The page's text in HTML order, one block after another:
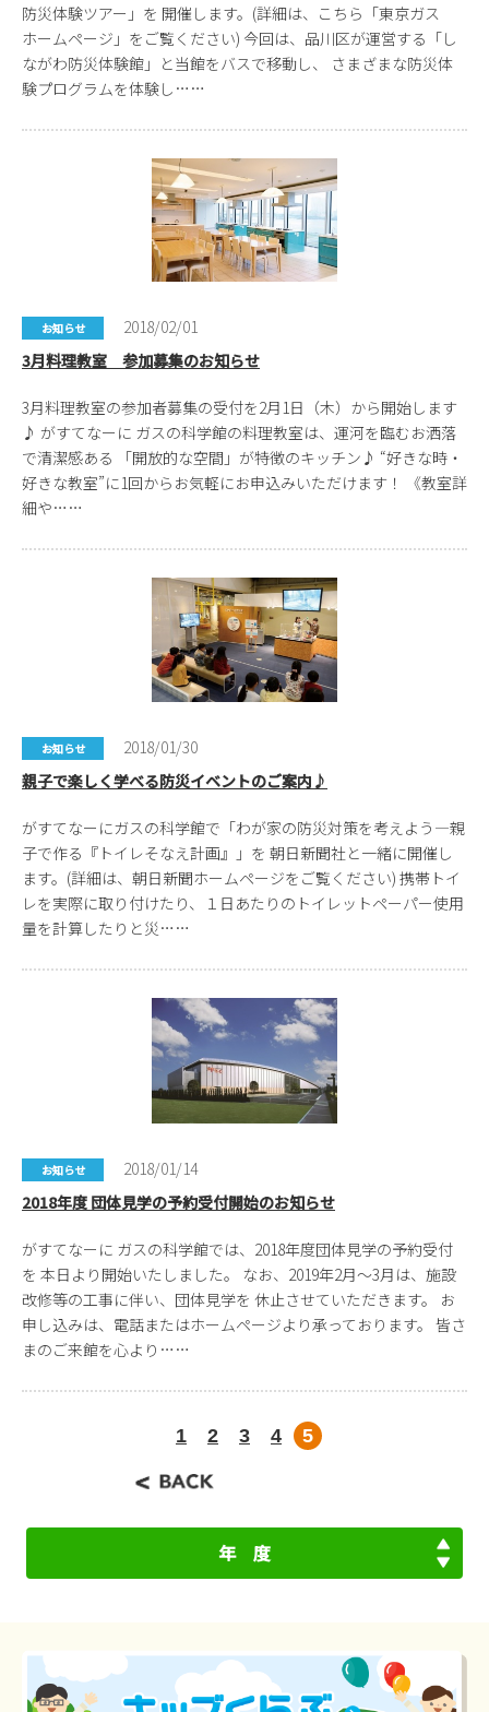
防災体験ツアー」を 開催します。(詳細は、こちら「東京ガス
ホームページ」をご覧ください) 今回は、品川区が運営する「し
ながわ防災体験館」と当館をバスで移動し、 さまざまな防災体
験プログラムを体験し……
お知らせ
2018/02/01
3月料理教室 参加募集のお知らせ
3月料理教室の参加者募集の受付を2月1日（木）から開始します
♪ がすてなーに ガスの科学館の料理教室は、運河を臨むお洒落
で清潔感ある 「開放的な空間」が特徴のキッチン♪ “好きな時・
好きな教室”に1回からお気軽にお申込みいただけます！ 《教室詳
細や……
お知らせ
2018/01/30
親子で楽しく学べる防災イベントのご案内♪
がすてなーにガスの科学館で「わが家の防災対策を考えよう―親
子で作る『トイレそなえ計画』」を 朝日新聞社と一緒に開催し
ます。(詳細は、朝日新聞ホームページをご覧ください) 携帯トイ
レを実際に取り付けたり、１日あたりのトイレットペーパー使用
量を計算したりと災……
お知らせ
2018/01/14
2018年度 団体見学の予約受付開始のお知らせ
がすてなーに ガスの科学館では、2018年度団体見学の予約受付
を 本日より開始いたしました。 なお、2019年2月～3月は、施設
改修等の工事に伴い、団体見学を 休止させていただきます。 お
申し込みは、電話またはホームページより承っております。 皆さ
まのご来館を心より……
1 2 3 4 5
年 度